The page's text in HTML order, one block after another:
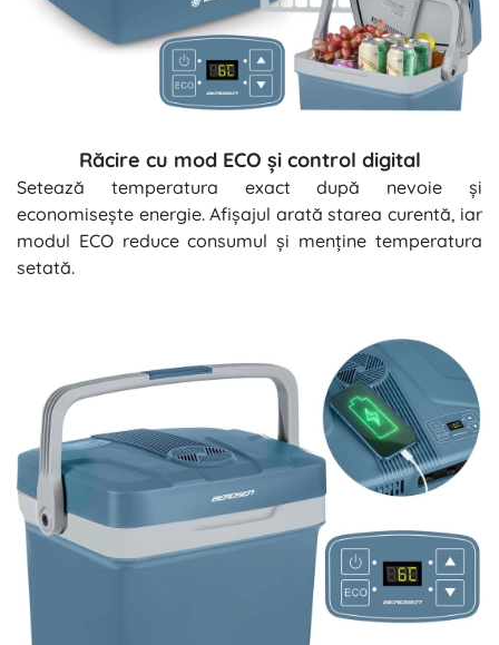
Răcire cu mod ECO și control digital
Setează temperatura exact după nevoie și
economisește energie. Afișajul arată starea curentă, iar
modul ECO reduce consumul și menține temperatura
setată.